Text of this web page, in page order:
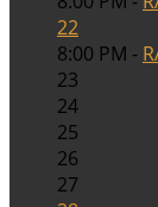
22
8:00 PM -
23
24
25
26
27